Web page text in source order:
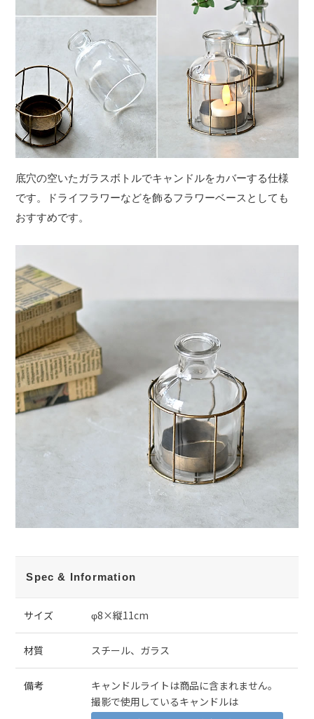
底穴の空いたガラスボトルでキャンドルをカバーする仕様
です。ドライフラワーなどを飾るフラワーベースとしても
おすすめです。
Spec & Information
サイズ φ8×縦11cm
材質 スチール、ガラス
備考
キャンドルライトは商品に含まれません。
撮影で使用しているキャンドルは